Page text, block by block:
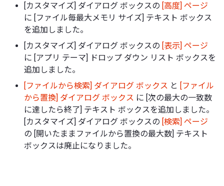
[カスタマイズ] ダイアログ ボックスの [高度] ページ
に [ファイル毎最大メモリ サイズ] テキスト ボックス
を追加しました。
[カスタマイズ] ダイアログ ボックスの [表示] ページ
に [アプリ テーマ] ドロップ ダウン リスト ボックスを
追加しました。
[ファイルから検索] ダイアログ ボックス と [ファイル
から置換] ダイアログ ボックス に [次の最大の一致数
に達したら終了] テキスト ボックスを追加しました。
[カスタマイズ] ダイアログ ボックスの [検索] ページ
の [開いたままファイルから置換の最大数] テキスト
ボックスは廃止になりました。